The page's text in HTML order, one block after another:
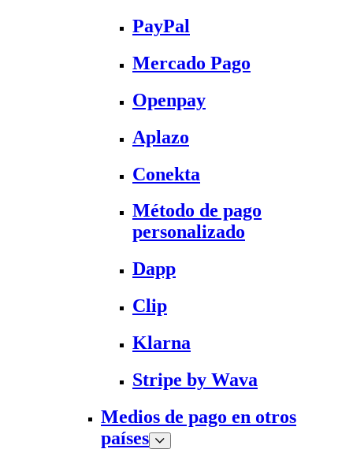
PayPal
Mercado Pago
Openpay
Aplazo
Conekta
Método de pago
personalizado
Dapp
Clip
Klarna
Stripe by Wava
Medios de pago en otros
países